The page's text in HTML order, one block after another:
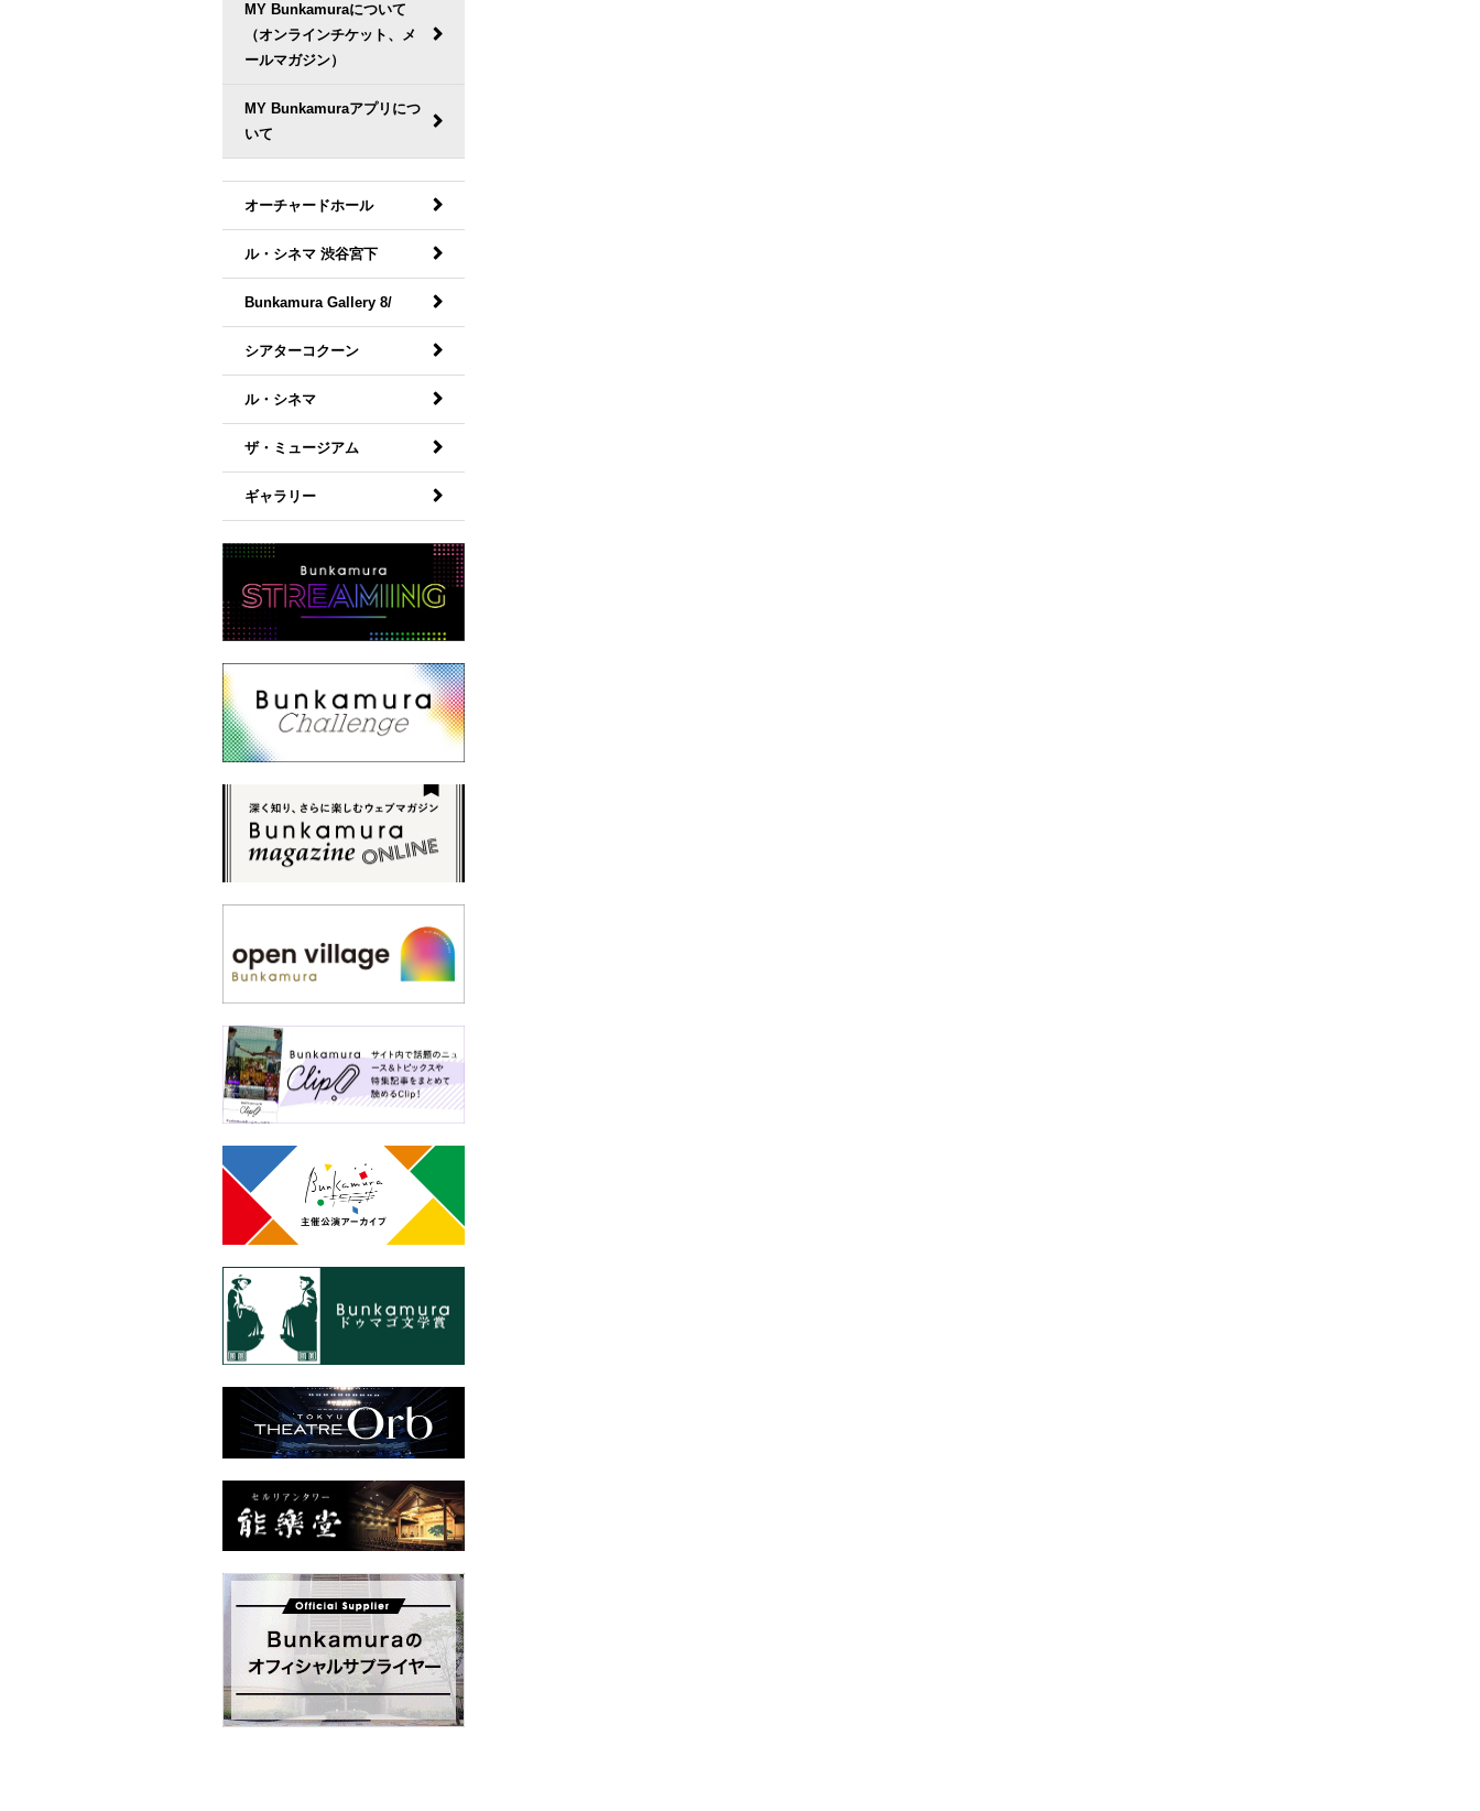
MY Bunkamuraについて
（オンラインチケット、メ
ールマガジン）
MY Bunkamuraアプリにつ
いて
オーチャードホール
ル・シネマ 渋谷宮下
Bunkamura Gallery 8/
シアターコクーン
ル・シネマ
ザ・ミュージアム
ギャラリー